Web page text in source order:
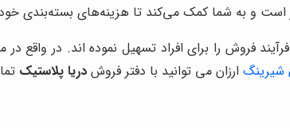
است و به شما کمک می‌کند تا هزینه‌های بسته‌بندی
فروش را برای افراد تسهیل نموده اند. در واقع
شیرینگارزان می توانید با دفتر فروش دریا پلاستیک